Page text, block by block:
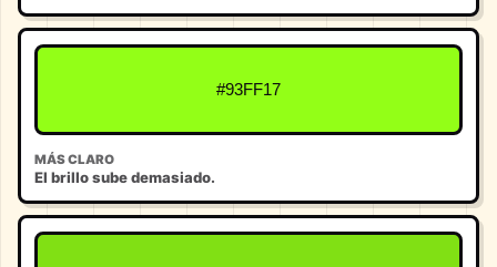
#93FF17
MÁS CLARO
El brillo sube demasiado.